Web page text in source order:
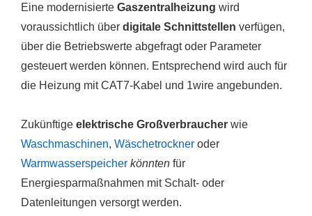
Eine modernisierte Gaszentralheizung wird
voraussichtlich über digitale Schnittstellen verfügen,
über die Betriebswerte abgefragt oder Parameter
gesteuert werden können. Entsprechend wird auch für
die Heizung mit CAT7-Kabel und 1wire angebunden.
Zukünftige elektrische Großverbraucher wie
Waschmaschinen, Wäschetrockner oder
Warmwasserspeicher könnten für
Energiesparmaßnahmen mit Schalt- oder
Datenleitungen versorgt werden.